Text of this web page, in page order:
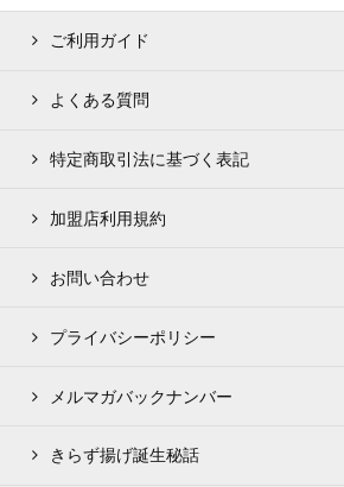
ご利用ガイド
よくある質問
特定商取引法に基づく表記
加盟店利用規約
お問い合わせ
プライバシーポリシー
メルマガバックナンバー
きらず揚げ誕生秘話